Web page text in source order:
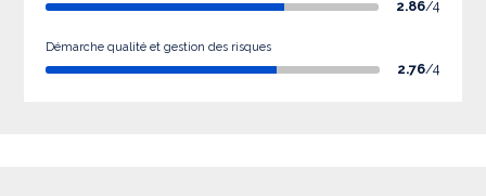
2.86/4
Démarche qualité et gestion des risques
2.76/4